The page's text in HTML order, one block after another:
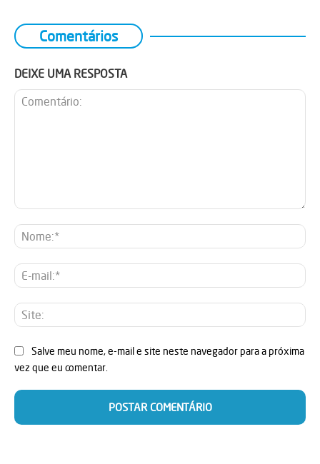
Comentários
DEIXE UMA RESPOSTA
E-
Salve meu nome, e-mail e site neste navegador para a próxima
vez que eu comentar.